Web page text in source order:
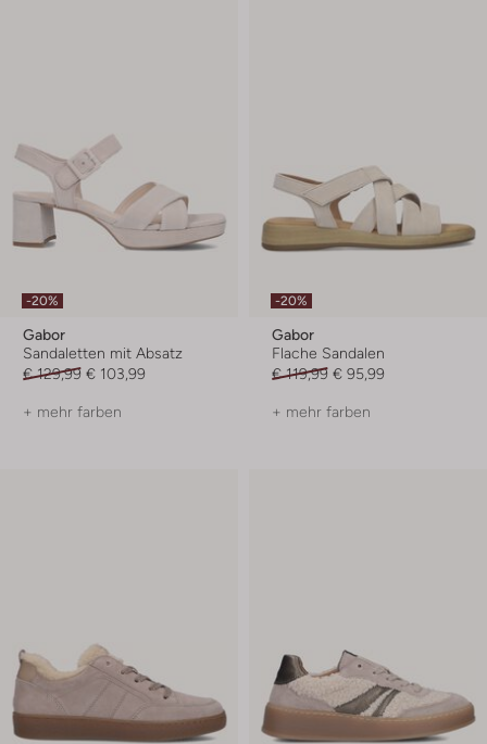
-20%
Gabor
Sandaletten mit Absatz
€ 129,99 € 103,99
+ mehr farben
-20%
Gabor
Flache Sandalen
€ 119,99 € 95,99
+ mehr farben